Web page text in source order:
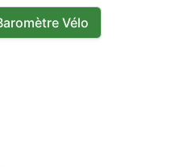
Vélo